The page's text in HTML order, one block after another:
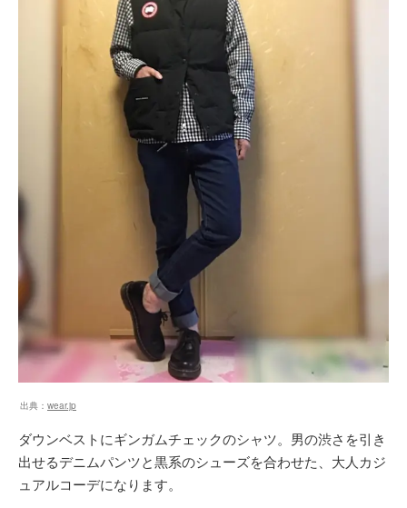
出典： wear.jp
ダウンベストにギンガムチェックのシャツ。男の渋さを引き
出せるデニムパンツと黒系のシューズを合わせた、大人カジ
ュアルコーデになります。